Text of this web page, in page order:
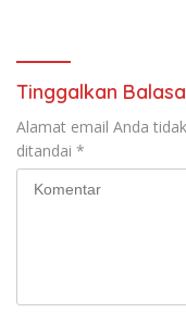
Tinggalkan
Alamat email Anda
ditandai *